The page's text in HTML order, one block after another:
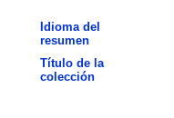
Idioma del
resumen
Título de la
colección